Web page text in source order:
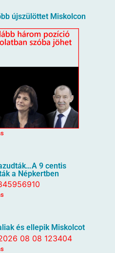
újszülöttet Miskolcon
9 centis
a Népkertben
és ellepik Miskolcot